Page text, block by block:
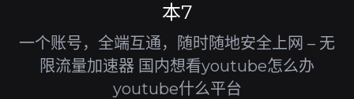
本7
一个账号，全端互通，随时随地安全上网 – 无
限流量加速器 国内想看youtube怎么办
youtube什么平台